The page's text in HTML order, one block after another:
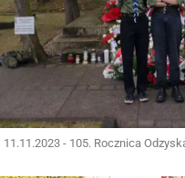
11.11.2023 - 105. Rocznica